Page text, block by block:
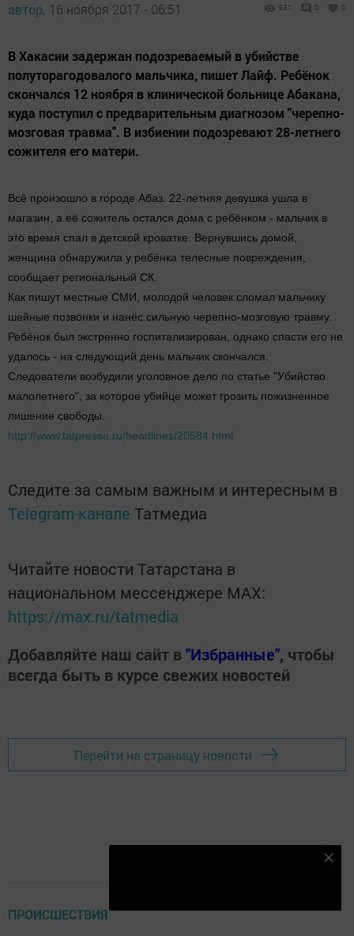
автор, 16 ноября 2017 - 06:51 931 0 0
В Хакасии задержан подозреваемый в убийстве
полуторагодовалого мальчика, пишет Лайф. Ребёнок
скончался 12 ноября в клинической больнице Абакана,
куда поступил с предварительным диагнозом "черепно-
мозговая травма". В избиении подозревают 28-летнего
сожителя его матери.
Всё произошло в городе Абаз. 22-летняя девушка ушла в
магазин, а её сожитель остался дома с ребёнком - мальчик в
это время спал в детской кроватке. Вернувшись домой,
женщина обнаружила у ребёнка телесные повреждения,
сообщает региональный СК.
Как пишут местные СМИ, молодой человек сломал мальчику
шейные позвонки и нанёс сильную черепно-мозговую травму.
Ребёнок был экстренно госпитализирован, однако спасти его не
удалось - на следующий день мальчик скончался.
Следователи возбудили уголовное дело по статье "Убийство
малолетнего", за которое убийце может грозить пожизненное
лишение свободы.
http://www.tatpressa.ru/headlines/20584.html
Следите за самым важным и интересным в
Telegram-канале Татмедиа
Читайте новости Татарстана в
национальном мессенджере MАХ:
https://max.ru/tatmedia
Добавляйте наш сайт в"Избранные", чтобы
всегда быть в курсе свежих новостей
Перейти на страницу новости
ПРОИСШЕСТВИЯ